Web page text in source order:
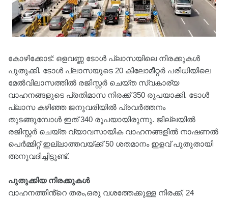
കോഴിക്കോട്: ഒളവണ്ണ ടോൾ പ്ലാസയിലെ നിരക്കുകൾ
പുതുക്കി. ടോൾ പ്ലാസയുടെ 20 കിലോമീറ്റർ പരിധിയിലെ
മേൽവിലാസത്തിൽ രജിസ്റ്റർ ചെയ്ത സ്വകാര്യ
വാഹനങ്ങളുടെ പ്രതിമാസ നിരക്ക് 350 രൂപയാക്കി. ടോൾ
പ്ലാസ കഴിഞ്ഞ ജനുവരിയിൽ പ്രവർത്തനം
തുടങ്ങുമ്പോൾ ഇത് 340 രൂപയായിരുന്നു. ജില്ലയിൽ
രജിസ്റ്റർ ചെയ്ത വ്യാവസായിക വാഹനങ്ങളിൽ നാഷണൽ
പെർമ്മിറ്റ് ഇല്ലാത്തവയ്ക്ക് 50 ശതമാനം ഇളവ് പുതുതായി
അനുവദിച്ചിട്ടുണ്ട്.
പുതുക്കിയ നിരക്കുകൾ
വാഹനത്തിൻ്റെ തരം,ഒരു വശത്തേക്കുള്ള നിരക്ക്, 24